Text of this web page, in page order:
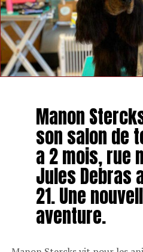
Manon
son salon de
a 2 mois, rue
Jules Debras
21. Une
aventure.